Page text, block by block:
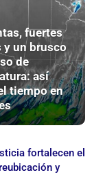
fuertes
y un brusco
de
así
tiempo en
y
secuestrados